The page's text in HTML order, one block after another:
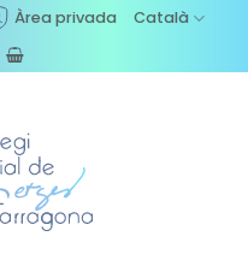
Àrea privada
Català